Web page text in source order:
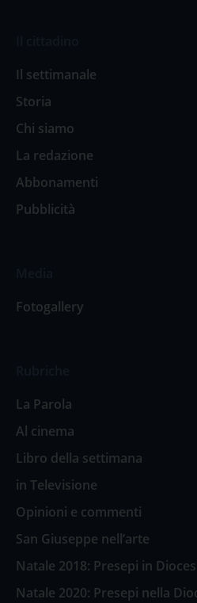
Il settimanale
Storia
Chi siamo
La redazione
Abbonamenti
Pubblicità
Fotogallery
La Parola
Al cinema
Libro della settimana
in Televisione
Opinioni e commenti
San Giuseppe nell’arte
Natale 2018: Presepi in
Natale 2020: Presepi nella